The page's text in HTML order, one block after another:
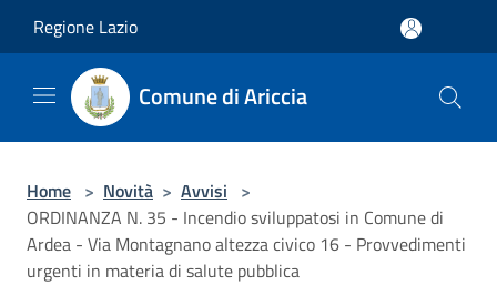
Regione Lazio
Comune di Ariccia
Home > Novità > Avvisi >
ORDINANZA N. 35 - Incendio sviluppatosi in Comune di
Ardea - Via Montagnano altezza civico 16 - Provvedimenti
urgenti in materia di salute pubblica